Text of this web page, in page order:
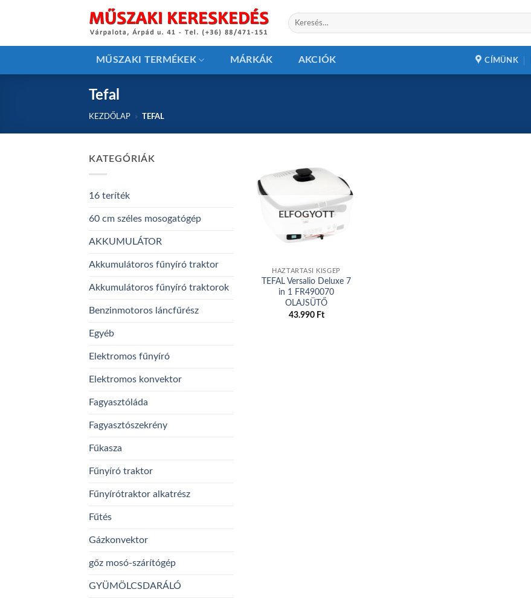
Keresés
a
MŰSZAKI TERMÉKEK MÁRKÁK AKCIÓK CÍMÜNK
Tefal
KEZDŐLAP » TEFAL
KATEGÓRIÁK
16 teríték
60 cm széles mosogatógép
AKKUMULÁTOR
Akkumulátoros fűnyíró traktor
Akkumulátoros fűnyíró traktorok
Benzinmotoros láncfűrész
Egyéb
Elektromos fűnyíró
Elektromos konvektor
Fagyasztóláda
Fagyasztószekrény
Fűkasza
Fűnyíró traktor
Fűnyírótraktor alkatrész
Fűtés
Gázkonvektor
gőz mosó-szárítógép
GYÜMÖLCSDARÁLÓ
Add to
wishlist
ELFOGYOTT
HÁZTARTÁSI KISGÉP
TEFAL Versalio Deluxe 7
in 1 FR490070
OLAJSÜTŐ
43.990 Ft